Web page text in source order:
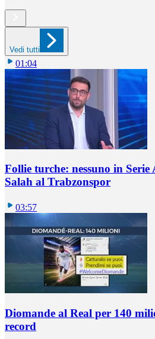
Vedi tutti
01:04
Follie turche: nessuno in
Salah al Trabzonspor
03:57
Diomande al Real per 140
record